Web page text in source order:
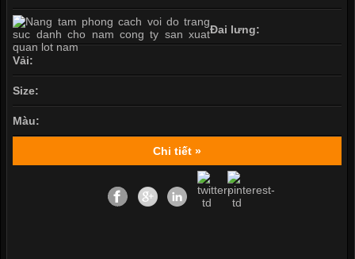
Đai lưng:
Vải:
Size:
Màu:
Chi tiết »